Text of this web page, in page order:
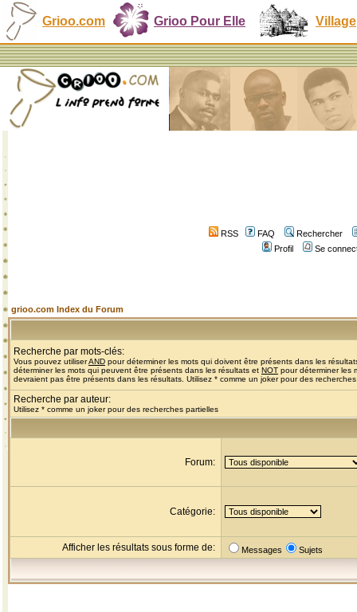
Grioo.com Grioo Pour Elle Village
RSS FAQ
Rechercher
Profil
Se
grioo.com Index du Forum
Recherche par mots-clés:
Vous pouvez utiliserAND pour déterminer les mots qui doivent être présents dans les
déterminer les mots qui peuvent être présents dans les résultats et NOT pour déterminer les
devraient pas être présents dans les résultats. Utilisez * comme un joker pour des
Recherche par auteur:
Utilisez * comme un joker pour des recherches partielles
Forum:
Catégorie:
Afficher les résultats sous forme de: Messages Sujets